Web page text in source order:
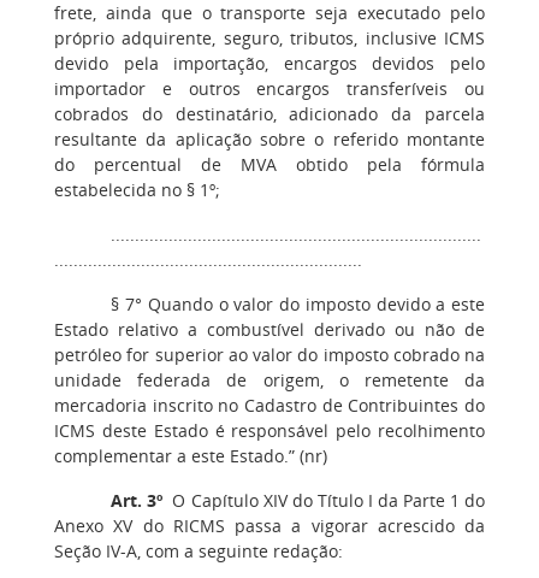
frete, ainda que o transporte seja executado pelo
próprio adquirente, seguro, tributos, inclusive ICMS
devido pela importação, encargos devidos pelo
importador e outros encargos transferíveis ou
cobrados do destinatário, adicionado da parcela
resultante da aplicação sobre o referido montante
do percentual de MVA obtido pela fórmula
estabelecida no § 1º;
.............................................................................
................................................................
§ 7° Quando o valor do imposto devido a este
Estado relativo a combustível derivado ou não de
petróleo for superior ao valor do imposto cobrado na
unidade federada de origem, o remetente da
mercadoria inscrito no Cadastro de Contribuintes do
ICMS deste Estado é responsável pelo recolhimento
complementar a este Estado.” (nr)
Art. 3º O Capítulo XIV do Título I da Parte 1 do
Anexo XV do RICMS passa a vigorar acrescido da
Seção IV-A, com a seguinte redação: